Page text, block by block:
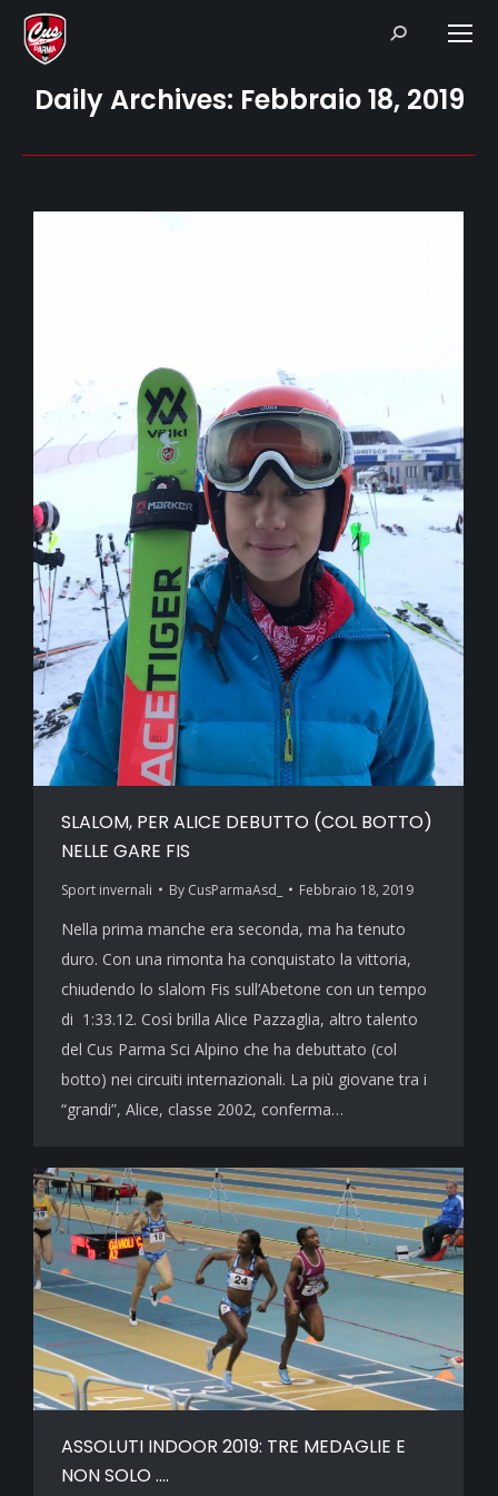
Search:
Daily Archives: Febbraio 18, 2019
SLALOM, PER ALICE DEBUTTO (COL BOTTO)
NELLE GARE FIS
Sport invernali By CusParmaAsd_ Febbraio 18, 2019
Nella prima manche era seconda, ma ha tenuto
duro. Con una rimonta ha conquistato la vittoria,
chiudendo lo slalom Fis sull’Abetone con un tempo
di 1:33.12. Così brilla Alice Pazzaglia, altro talento
del Cus Parma Sci Alpino che ha debuttato (col
botto) nei circuiti internazionali. La più giovane tra i
“grandi”, Alice, classe 2002, conferma…
ASSOLUTI INDOOR 2019: TRE MEDAGLIE E
NON SOLO ….